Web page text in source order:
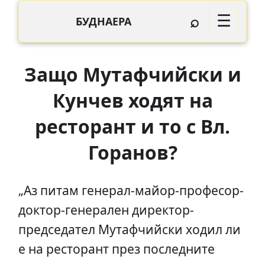
БУДНАЕРА ⌕ ☰
Защо Мутафчийски и
Кунчев ходят на
ресторант и то с Вл.
Горанов?
„Аз питам генерал-майор-професор-
доктор-генерален директор-
председател Мутафчийски ходил ли
е на ресторант през последните